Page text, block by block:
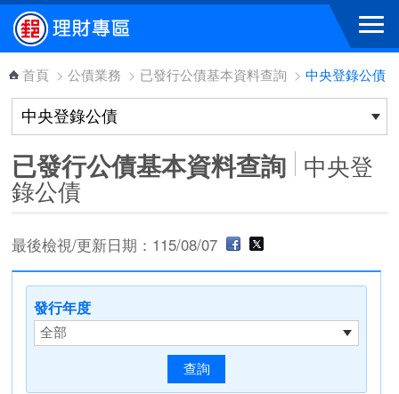
跳到主要內容區塊
首頁 > 公債業務 > 已發行公債基本資料查詢 > 中央登錄公債
已發行公債基本資料查詢 中央登
錄公債
最後檢視/更新日期：115/08/07
發行年度